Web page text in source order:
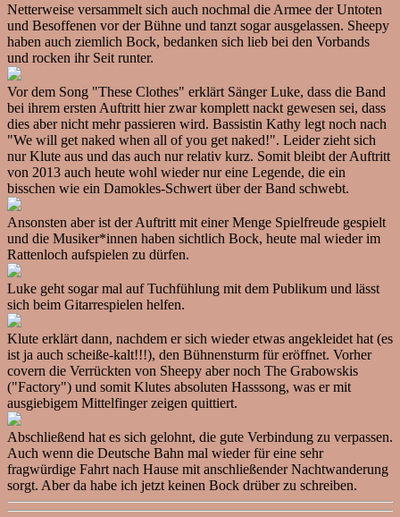
Netterweise versammelt sich auch nochmal die Armee der Untoten
und Besoffenen vor der Bühne und tanzt sogar ausgelassen. Sheepy
haben auch ziemlich Bock, bedanken sich lieb bei den Vorbands
und rocken ihr Seit runter.
Vor dem Song "These Clothes" erklärt Sänger Luke, dass die Band
bei ihrem ersten Auftritt hier zwar komplett nackt gewesen sei, dass
dies aber nicht mehr passieren wird. Bassistin Kathy legt noch nach
"We will get naked when all of you get naked!". Leider zieht sich
nur Klute aus und das auch nur relativ kurz. Somit bleibt der Auftritt
von 2013 auch heute wohl wieder nur eine Legende, die ein
bisschen wie ein Damokles-Schwert über der Band schwebt.
Ansonsten aber ist der Auftritt mit einer Menge Spielfreude gespielt
und die Musiker*innen haben sichtlich Bock, heute mal wieder im
Rattenloch aufspielen zu dürfen.
Luke geht sogar mal auf Tuchfühlung mit dem Publikum und lässt
sich beim Gitarrespielen helfen.
Klute erklärt dann, nachdem er sich wieder etwas angekleidet hat (es
ist ja auch scheiße-kalt!!!), den Bühnensturm für eröffnet. Vorher
covern die Verrückten von Sheepy aber noch The Grabowskis
("Factory") und somit Klutes absoluten Hasssong, was er mit
ausgiebigem Mittelfinger zeigen quittiert.
Abschließend hat es sich gelohnt, die gute Verbindung zu verpassen.
Auch wenn die Deutsche Bahn mal wieder für eine sehr
fragwürdige Fahrt nach Hause mit anschließender Nachtwanderung
sorgt. Aber da habe ich jetzt keinen Bock drüber zu schreiben.